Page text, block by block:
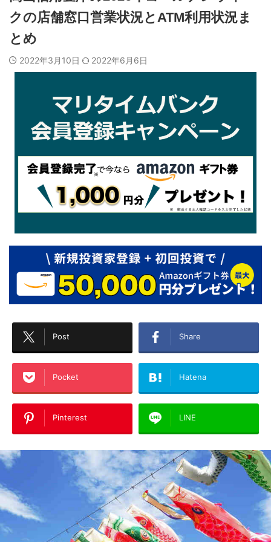
クの店舗窓口営業状況とATM利用状況ま
とめ
2022年3月10日 2022年6月6日
Post Share
Pocket Hatena
Pinterest LINE